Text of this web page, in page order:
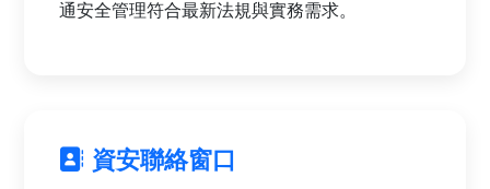
通安全管理符合最新法規與實務需求。
資安聯絡窗口